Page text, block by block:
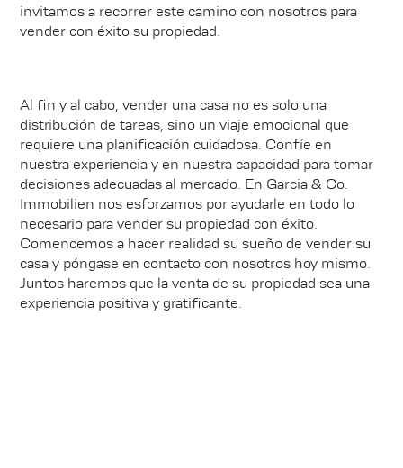
invitamos a recorrer este camino con nosotros para
vender con éxito su propiedad.
Al fin y al cabo, vender una casa no es solo una
distribución de tareas, sino un viaje emocional que
requiere una planificación cuidadosa. Confíe en
nuestra experiencia y en nuestra capacidad para tomar
decisiones adecuadas al mercado. En Garcia & Co.
Immobilien nos esforzamos por ayudarle en todo lo
necesario para vender su propiedad con éxito.
Comencemos a hacer realidad su sueño de vender su
casa y póngase en contacto con nosotros hoy mismo.
Juntos haremos que la venta de su propiedad sea una
experiencia positiva y gratificante.